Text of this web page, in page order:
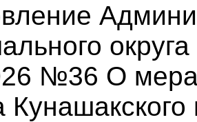
№36 О